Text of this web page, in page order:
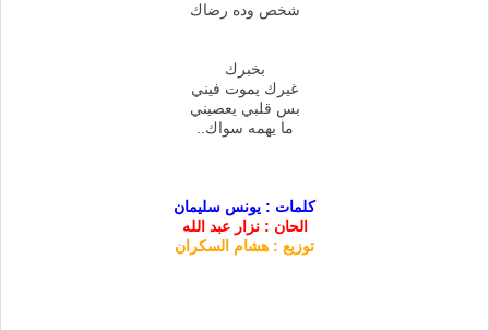
شخص وده رضاك
بخبرك
غيرك يموت فيني
بس قلبي يعصيني
ما يهمه سواك..
كلمات : يونس سليمان
الحان : نزار عبد الله
توزيع : هشام السكران